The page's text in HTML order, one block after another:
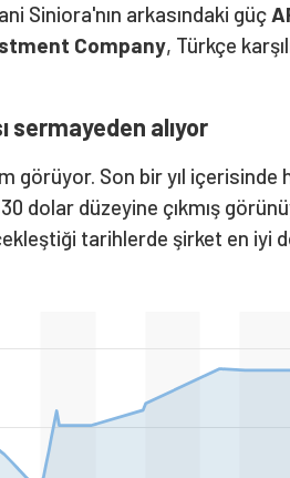
Siniora'nın arkasındaki güç
Company, Türkçe
sermayeden alıyor
görüyor. Son bir yıl içerisinde
dolar düzeyine çıkmış
tarihlerde şirket en iyi